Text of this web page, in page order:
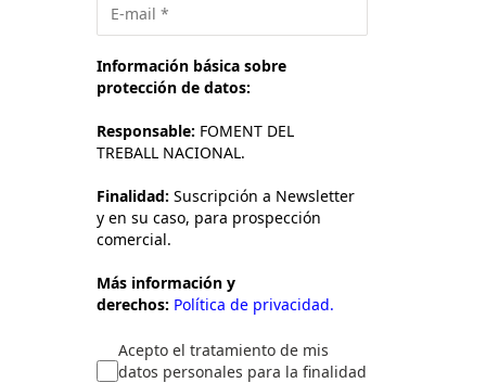
Información básica sobre
protección de datos:
Responsable: FOMENT DEL
TREBALL NACIONAL.
Finalidad: Suscripción a Newsletter
y en su caso, para prospección
comercial.
Más información y
derechos: Política de privacidad.
Acepto el tratamiento de mis
datos personales para la finalidad